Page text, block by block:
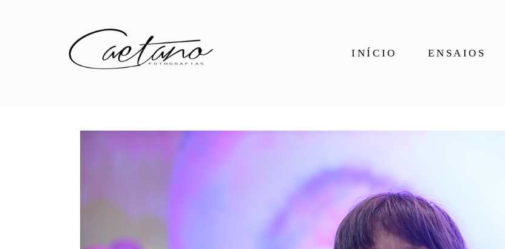
INÍCIO ENSAIOS